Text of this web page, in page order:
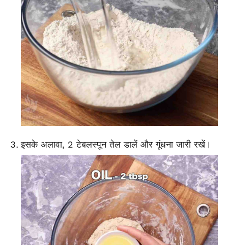
इसके अलावा, 2 टेबलस्पून तेल डालें और गूंधना जारी रखें।